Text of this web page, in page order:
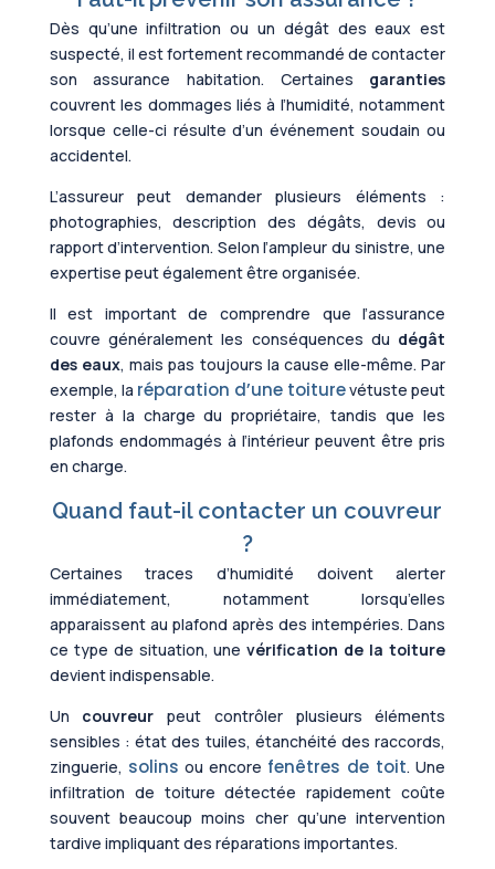
Dès qu’une infiltration ou un dégât des eaux est
suspecté, il est fortement recommandé de contacter
son assurance habitation. Certaines garanties
couvrent les dommages liés à l’humidité, notamment
lorsque celle-ci résulte d’un événement soudain ou
accidentel.
L’assureur peut demander plusieurs éléments :
photographies, description des dégâts, devis ou
rapport d’intervention. Selon l’ampleur du sinistre, une
expertise peut également être organisée.
Il est important de comprendre que l’assurance
couvre généralement les conséquences du dégât
des eaux, mais pas toujours la cause elle-même. Par
exemple, la réparation d’une toiturevétuste peut
rester à la charge du propriétaire, tandis que les
plafonds endommagés à l’intérieur peuvent être pris
en charge.
Quand faut-il contacter un couvreur
?
Certaines traces d’humidité doivent alerter
immédiatement, notamment lorsqu’elles
apparaissent au plafond après des intempéries. Dans
ce type de situation, unevérification de la toiture
devient indispensable.
Un couvreur peut contrôler plusieurs éléments
sensibles : état des tuiles, étanchéité des raccords,
zinguerie, solins ou encore fenêtres de toit. Une
infiltration de toiture détectée rapidement coûte
souvent beaucoup moins cher qu’une intervention
tardive impliquant des réparations importantes.